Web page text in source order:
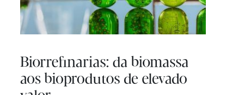
Biorrefinarias: da biomassa
aos bioprodutos de elevado